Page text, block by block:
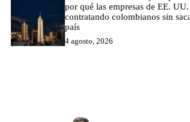
por qué las empresas de EE. UU.
contratando colombianos sin
país
4 agosto, 2026